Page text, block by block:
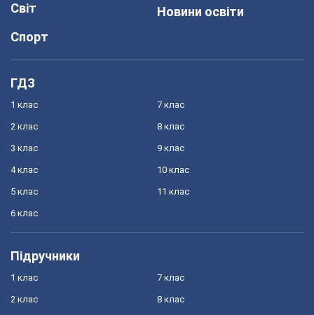
Світ
Спорт
Новини освіти
ГДЗ
1 клас
2 клас
3 клас
4 клас
5 клас
6 клас
7 клас
8 клас
9 клас
10 клас
11 клас
Підручники
1 клас
2 клас
7 клас
8 клас